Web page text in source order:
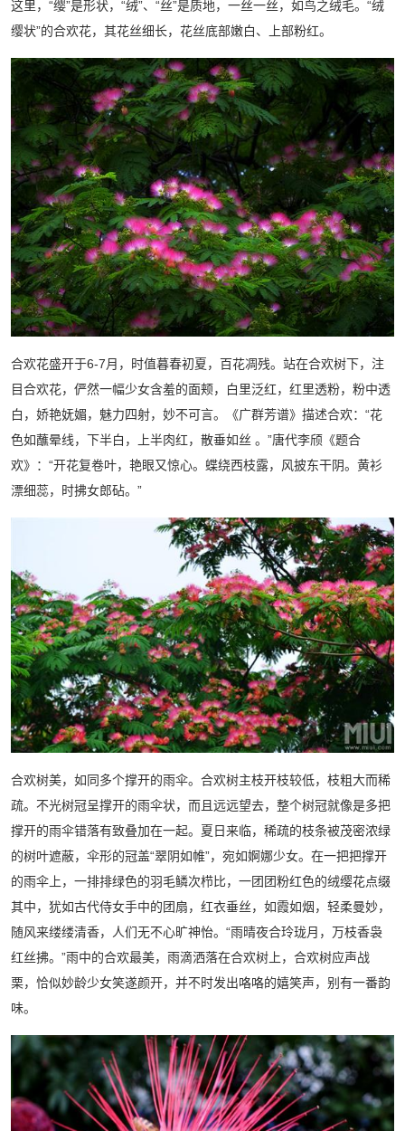
这里，“缨”是形状，“绒”、“丝”是质地，一丝一丝，如鸟之绒毛。“绒
缨状”的合欢花，其花丝细长，花丝底部嫩白、上部粉红。
合欢花盛开于6-7月，时值暮春初夏，百花凋残。站在合欢树下，注
目合欢花，俨然一幅少女含羞的面颊，白里泛红，红里透粉，粉中透
白，娇艳妩媚，魅力四射，妙不可言。《广群芳谱》描述合欢：“花
色如蘸晕线，下半白，上半肉红，散垂如丝 。”唐代李颀《题合
欢》：“开花复卷叶，艳眼又惊心。蝶绕西枝露，风披东干阴。黄衫
漂细蕊，时拂女郎砧。”
合欢树美，如同多个撑开的雨伞。合欢树主枝开枝较低，枝粗大而稀
疏。不光树冠呈撑开的雨伞状，而且远远望去，整个树冠就像是多把
撑开的雨伞错落有致叠加在一起。夏日来临，稀疏的枝条被茂密浓绿
的树叶遮蔽，伞形的冠盖“翠阴如帷”，宛如婀娜少女。在一把把撑开
的雨伞上，一排排绿色的羽毛鳞次栉比，一团团粉红色的绒缨花点缀
其中，犹如古代侍女手中的团扇，红衣垂丝，如霞如烟，轻柔曼妙，
随风来缕缕清香，人们无不心旷神怡。“雨晴夜合玲珑月，万枝香袅
红丝拂。”雨中的合欢最美，雨滴洒落在合欢树上，合欢树应声战
栗，恰似妙龄少女笑遂颜开，并不时发出咯咯的嬉笑声，别有一番韵
味。